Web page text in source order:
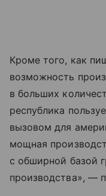
Кроме того, как
возможность
в больших
республика
вызовом для
мощная
с обширной базой
производства», —